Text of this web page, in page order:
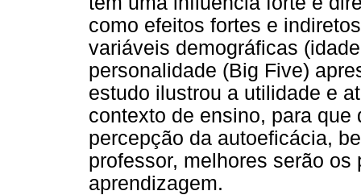
como efeitos fortes e
variáveis demográficas
personalidade (Big Five)
estudo ilustrou a utilidade e
contexto de ensino, para
percepção da autoeficácia,
professor, melhores serão
aprendizagem.